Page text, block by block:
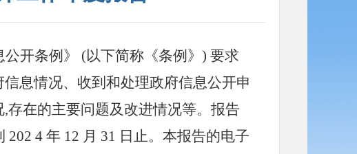
开条例》
(以下简称《条例》) 要求
息情况、收到和处理政府信息公开申
在的主要问题及改进情况等。报告
202 4 年 12 月 31 日止。本报告的电子